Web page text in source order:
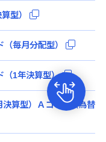
型）
毎月分配型）
（1年決算型）
算型）Ａコース（為替ヘ